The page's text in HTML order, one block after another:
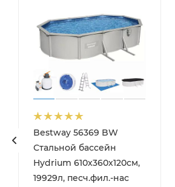
Bestway 56369 BW
Стальной бассейн
Hydrium 610х360х120см,
19929л, песч.фил.-нас